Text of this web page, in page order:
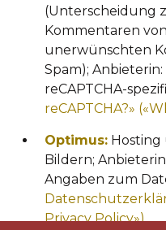
(Unterscheidung
Kommentaren
unerwünschten
Spam);
reCAPTCHA-
reCAPTCHA?»
Optimus:
Bildern;
Angaben zum
Privacy Policy»).